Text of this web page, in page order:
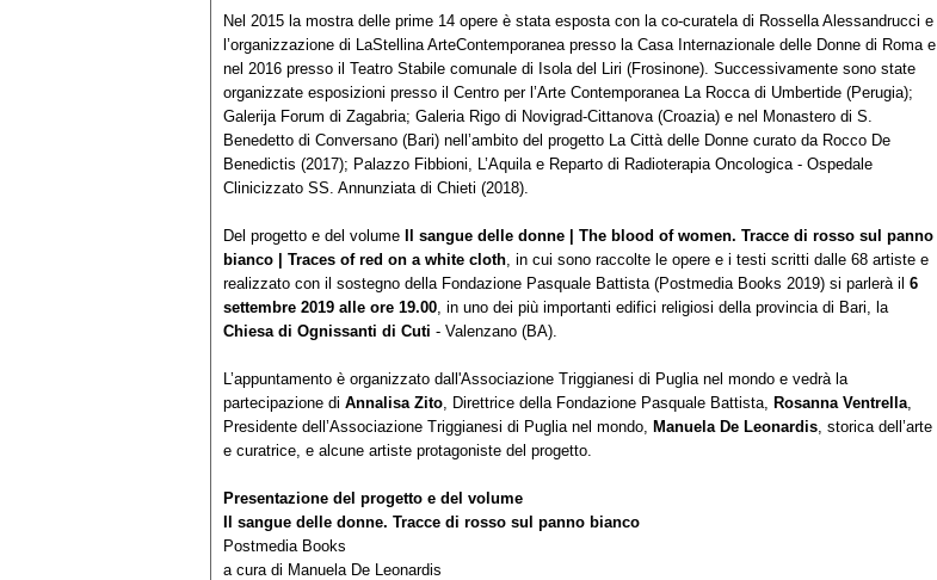
Nel 2015 la mostra delle prime 14 opere è stata esposta con la co-curatela di Rossella Alessandrucci e
l’organizzazione di LaStellina ArteContemporanea presso la Casa Internazionale delle Donne di Roma e
nel 2016 presso il Teatro Stabile comunale di Isola del Liri (Frosinone). Successivamente sono state
organizzate esposizioni presso il Centro per l’Arte Contemporanea La Rocca di Umbertide (Perugia);
Galerija Forum di Zagabria; Galeria Rigo di Novigrad-Cittanova (Croazia) e nel Monastero di S.
Benedetto di Conversano (Bari) nell’ambito del progetto La Città delle Donne curato da Rocco De
Benedictis (2017); Palazzo Fibbioni, L’Aquila e Reparto di Radioterapia Oncologica - Ospedale
Clinicizzato SS. Annunziata di Chieti (2018).
Del progetto e del volume
Il sangue delle donne | The blood of women. Tracce di rosso sul panno
bianco | Traces of red on a white cloth , in cui sono raccolte le opere e i testi scritti dalle 68 artiste e
realizzato con il sostegno della Fondazione Pasquale Battista (Postmedia Books 2019) si parlerà il 6
settembre 2019 alle ore 19.00 , in uno dei più importanti edifici religiosi della provincia di Bari, la
Chiesa di Ognissanti di Cuti - Valenzano (BA).
L’appuntamento è organizzato dall'Associazione Triggianesi di Puglia nel mondo e vedrà la
partecipazione di Annalisa Zito , Direttrice della Fondazione Pasquale Battista, Rosanna Ventrella
Presidente dell’Associazione Triggianesi di Puglia nel mondo,
Manuela De Leonardis , storica dell’arte
e curatrice, e alcune artiste protagoniste del progetto.
Presentazione del progetto e del volume
Il sangue delle donne. Tracce di rosso sul panno bianco
Postmedia Books
a cura di Manuela De Leonardis